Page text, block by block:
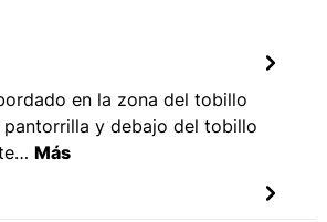
en la zona del tobillo
pantorrilla y debajo del tobillo
Más